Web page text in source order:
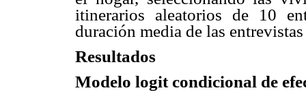
itinerarios aleatorios de 10
duración media de las
Resultados
Modelo logit condicional de